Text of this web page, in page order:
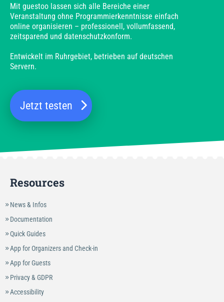
Mit guestoo lassen sich alle Bereiche einer
Veranstaltung ohne Programmierkenntnisse einfach
online organisieren – professionell, vollumfassend,
zeitsparend und datenschutzkonform.
Entwickelt im Ruhrgebiet, betrieben auf deutschen
Servern.
Jetzt testen
Resources
News & Infos
Documentation
Quick Guides
App for Organizers and Check-in
App for Guests
Privacy & GDPR
Accessibility